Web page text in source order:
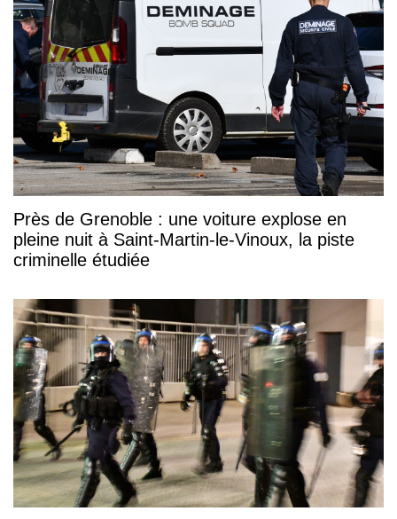
Près de Grenoble : une voiture explose en
pleine nuit à Saint-Martin-le-Vinoux, la piste
criminelle étudiée